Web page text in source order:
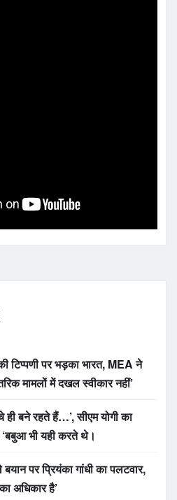
टिप्पणी पर भड़का भारत, MEA ने
मामलों में दखल स्वीकार नहीं’
बने रहते हैं…’, सीएम योगी का
भी यही करते थे।
पर प्रियंका गांधी का पलटवार,
अधिकार है’